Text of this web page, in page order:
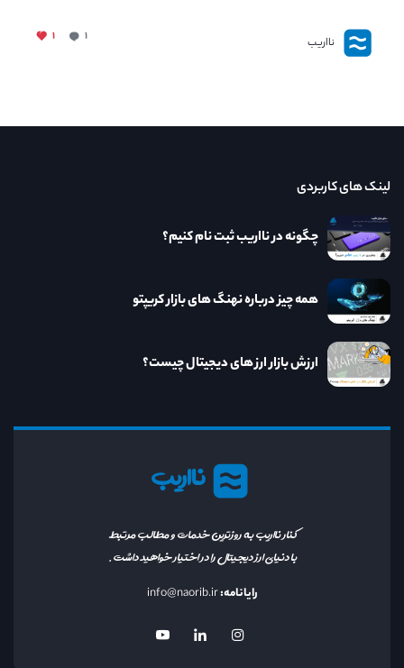
نااریب ۱ ۱
نااریب
کنار نااریب به روزترین خدمات و مطالب مرتبط
با دنیای ارز دیجیتال را در اختیار خواهید داشت.
رایانامه:info@naorib.ir
لینک های کاربردی
چگونه در نااریب ثبت نام کنیم؟
همه چیز درباره نهنگ های بازار کریپتو
ارزش بازار ارز های دیجیتال چیست؟